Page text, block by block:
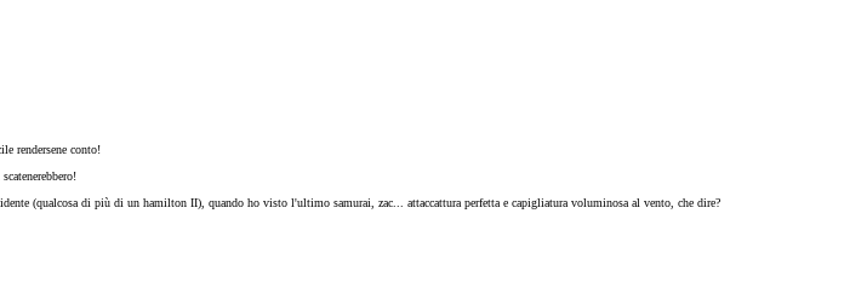
rendersene conto!
(qualcosa di più di un hamilton II), quando ho visto l'ultimo samurai, zac... attaccattura perfetta e capigliatura voluminosa al vento, che dire?